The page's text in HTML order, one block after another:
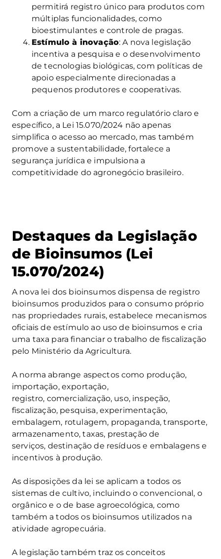
permitirá registro único para produtos com
múltiplas funcionalidades, como
bioestimulantes e controle de pragas.
Estímulo à inovação: A nova legislação
incentiva a pesquisa e o desenvolvimento
de tecnologias biológicas, com políticas de
apoio especialmente direcionadas a
pequenos produtores e cooperativas.
Com a criação de um marco regulatório claro e
específico, a Lei 15.070/2024 não apenas
simplifica o acesso ao mercado, mas também
promove a sustentabilidade, fortalece a
segurança jurídica e impulsiona a
competitividade do agronegócio brasileiro.
Destaques da Legislação
de Bioinsumos (Lei
15.070/2024)
A nova lei dos bioinsumos dispensa de registro
bioinsumos produzidos para o consumo próprio
nas propriedades rurais, estabelece mecanismos
oficiais de estímulo ao uso de bioinsumos e cria
uma taxa para financiar o trabalho de fiscalização
pelo Ministério da Agricultura.
A norma abrange aspectos como produção,
importação, exportação,
registro, comercialização, uso, inspeção,
fiscalização, pesquisa, experimentação,
embalagem, rotulagem, propaganda, transporte,
armazenamento, taxas, prestação de
serviços, destinação de resíduos e embalagens e
incentivos à produção.
As disposições da lei se aplicam a todos os
sistemas de cultivo, incluindo o convencional, o
orgânico e o de base agroecológica, como
também a todos os bioinsumos utilizados na
atividade agropecuária.
A legislação também traz os conceitos